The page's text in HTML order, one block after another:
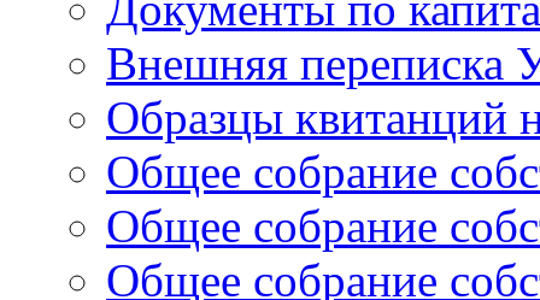
Внешняя переписка
Образцы квитанций
Общее собрание
Общее собрание
Общее собрание